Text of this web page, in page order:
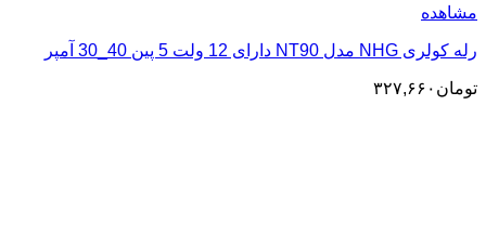
مشاهده
رله کولری NHG مدل NT90 دارای 12 ولت 5 پین 40_30 آمپر
تومان ۳۲۷,۶۶۰